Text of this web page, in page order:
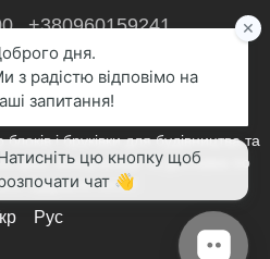
+380960159241
інформація
сайту
і бруківки для будівництва та
ціни, консультації та доставка по
будувати легко!
Рус